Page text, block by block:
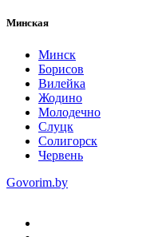
Минская
Минск
Борисов
Вилейка
Жодино
Молодечно
Слуцк
Солигорск
Червень
Govorim.by